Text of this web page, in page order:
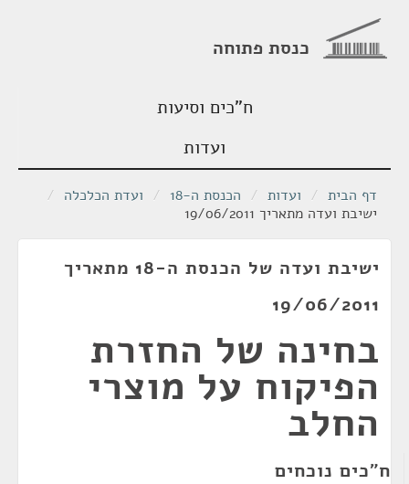
כנסת פתוחה
ח"כים וסיעות
ועדות
דף הבית / ועדות / הכנסת ה-18 / ועדת הכלכלה /
ישיבת ועדה מתאריך 19/06/2011
ישיבת ועדה של הכנסת ה-18 מתאריך
19/06/2011
בחינה של החזרת
הפיקוח על מוצרי
החלב
ח"כים נוכחים